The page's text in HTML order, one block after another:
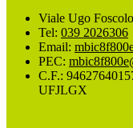
Viale Ugo
Tel: 039 2026306
Email:
PEC:
C.F.:
UFJLGX